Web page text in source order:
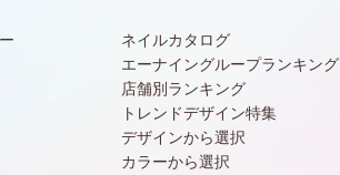
ネイルカタログ
エーナイングループランキング
店舗別ランキング
トレンドデザイン特集
デザインから選択
カラーから選択